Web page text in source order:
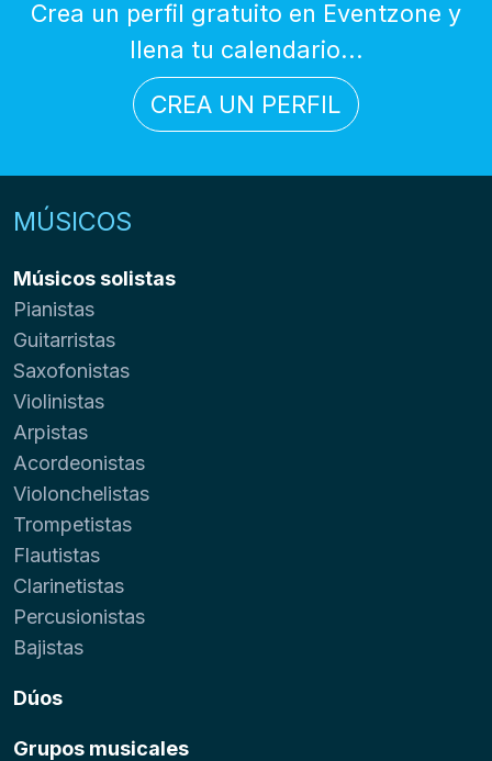
Crea un perfil gratuito en Eventzone y
llena tu calendario...
CREA UN PERFIL
MÚSICOS
Músicos solistas
Pianistas
Guitarristas
Saxofonistas
Violinistas
Arpistas
Acordeonistas
Violonchelistas
Trompetistas
Flautistas
Clarinetistas
Percusionistas
Bajistas
Dúos
Grupos musicales